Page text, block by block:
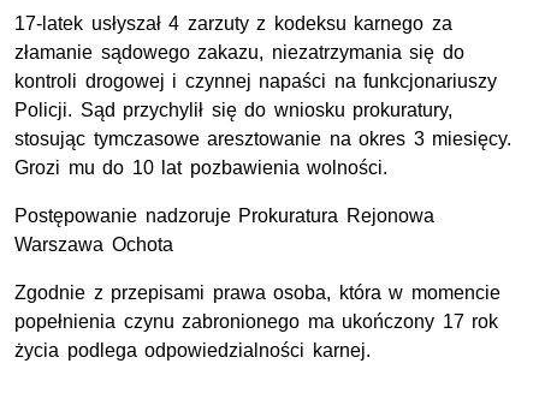
17-latek usłyszał 4 zarzuty z kodeksu karnego za
złamanie sądowego zakazu, niezatrzymania się do
kontroli drogowej i czynnej napaści na funkcjonariuszy
Policji. Sąd przychylił się do wniosku prokuratury,
stosując tymczasowe aresztowanie na okres 3 miesięcy.
Grozi mu do 10 lat pozbawienia wolności.
Postępowanie nadzoruje Prokuratura Rejonowa
Warszawa Ochota
Zgodnie z przepisami prawa osoba, która w momencie
popełnienia czynu zabronionego ma ukończony 17 rok
życia podlega odpowiedzialności karnej.